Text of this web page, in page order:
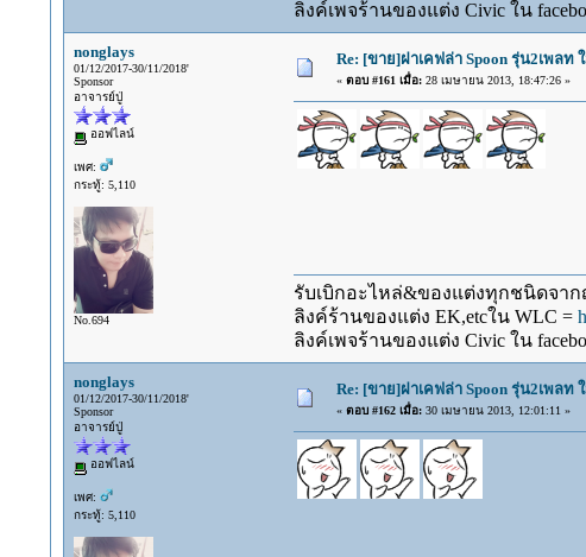
ลิงค์เพจร้านของแต่ง Civic ใน
nonglays
01/12/2017-30/11/2018'
Sponsor
อาจารย์ปู่
ออฟไลน์
เพศ:
กระทู้: 5,110
No.694
Re: [ขาย]ฝาเคฟล่า Spoon รุ่น2เพล
« ตอบ #161 เมื่อ:28 เมษายน 2013, 18:47:26 »
รับเบิกอะไหล่&ของแต่งทุกชนิดจา
ลิงค์ร้านของแต่ง EK,etcใน WLC =
ลิงค์เพจร้านของแต่ง Civic ใน
nonglays
01/12/2017-30/11/2018'
Sponsor
อาจารย์ปู่
ออฟไลน์
เพศ:
กระทู้: 5,110
Re: [ขาย]ฝาเคฟล่า Spoon รุ่น2เพล
« ตอบ #162 เมื่อ:30 เมษายน 2013, 12:01:11 »